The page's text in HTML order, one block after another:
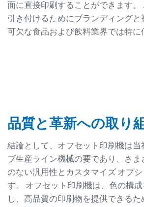
面に直接印刷することができます。
引き付けるためにブランディング
可欠な食品および飲料業界では特に
品質と革新への取り
結論として、オフセット印刷機は
ブ生産ライン機械の要であり、さ
のない汎用性とカスタマイズ オプ
す。 オフセット印刷機は、色の構
し、高品質の印刷物を提供できる